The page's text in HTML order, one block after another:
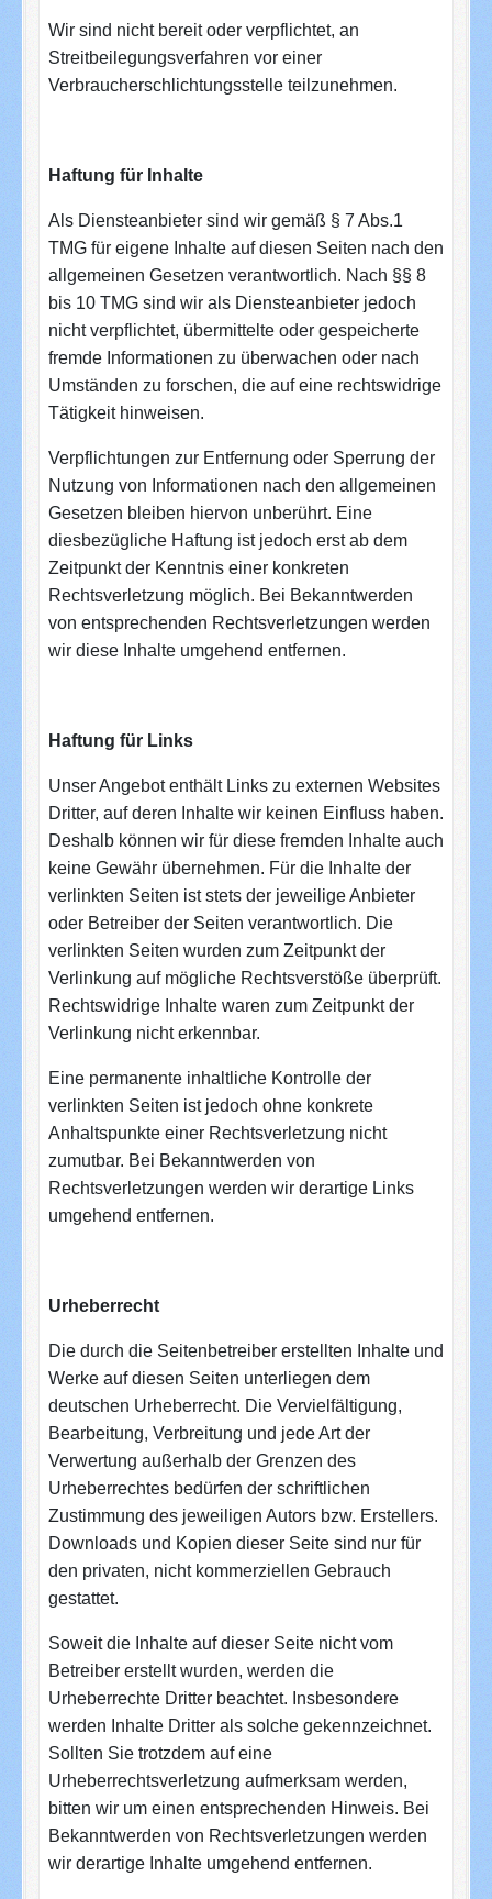
Wir sind nicht bereit oder verpflichtet, an
Streitbeilegungsverfahren vor einer
Verbraucherschlichtungsstelle teilzunehmen.
Haftung für Inhalte
Als Diensteanbieter sind wir gemäß § 7 Abs.1
TMG für eigene Inhalte auf diesen Seiten nach den
allgemeinen Gesetzen verantwortlich. Nach §§ 8
bis 10 TMG sind wir als Diensteanbieter jedoch
nicht verpflichtet, übermittelte oder gespeicherte
fremde Informationen zu überwachen oder nach
Umständen zu forschen, die auf eine rechtswidrige
Tätigkeit hinweisen.
Verpflichtungen zur Entfernung oder Sperrung der
Nutzung von Informationen nach den allgemeinen
Gesetzen bleiben hiervon unberührt. Eine
diesbezügliche Haftung ist jedoch erst ab dem
Zeitpunkt der Kenntnis einer konkreten
Rechtsverletzung möglich. Bei Bekanntwerden
von entsprechenden Rechtsverletzungen werden
wir diese Inhalte umgehend entfernen.
Haftung für Links
Unser Angebot enthält Links zu externen Websites
Dritter, auf deren Inhalte wir keinen Einfluss haben.
Deshalb können wir für diese fremden Inhalte auch
keine Gewähr übernehmen. Für die Inhalte der
verlinkten Seiten ist stets der jeweilige Anbieter
oder Betreiber der Seiten verantwortlich. Die
verlinkten Seiten wurden zum Zeitpunkt der
Verlinkung auf mögliche Rechtsverstöße überprüft.
Rechtswidrige Inhalte waren zum Zeitpunkt der
Verlinkung nicht erkennbar.
Eine permanente inhaltliche Kontrolle der
verlinkten Seiten ist jedoch ohne konkrete
Anhaltspunkte einer Rechtsverletzung nicht
zumutbar. Bei Bekanntwerden von
Rechtsverletzungen werden wir derartige Links
umgehend entfernen.
Urheberrecht
Die durch die Seitenbetreiber erstellten Inhalte und
Werke auf diesen Seiten unterliegen dem
deutschen Urheberrecht. Die Vervielfältigung,
Bearbeitung, Verbreitung und jede Art der
Verwertung außerhalb der Grenzen des
Urheberrechtes bedürfen der schriftlichen
Zustimmung des jeweiligen Autors bzw. Erstellers.
Downloads und Kopien dieser Seite sind nur für
den privaten, nicht kommerziellen Gebrauch
gestattet.
Soweit die Inhalte auf dieser Seite nicht vom
Betreiber erstellt wurden, werden die
Urheberrechte Dritter beachtet. Insbesondere
werden Inhalte Dritter als solche gekennzeichnet.
Sollten Sie trotzdem auf eine
Urheberrechtsverletzung aufmerksam werden,
bitten wir um einen entsprechenden Hinweis. Bei
Bekanntwerden von Rechtsverletzungen werden
wir derartige Inhalte umgehend entfernen.